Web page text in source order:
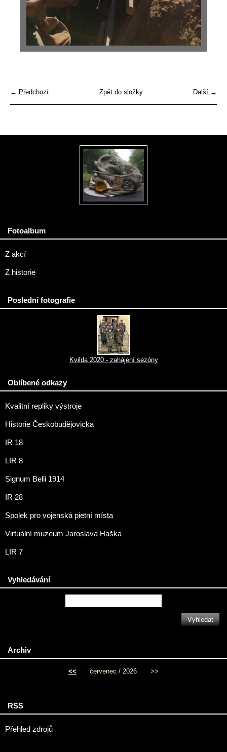
← Předchozí Další →
Zpět do složky
Fotoalbum
Z akcí
Z historie
Poslední fotografie
Kvilda 2020 - zahájení sezóny
Oblíbené odkazy
Kvalitní repliky výstroje
Historie Českobudějovicka
IR 18
LIR 8
Signum Belli 1914
IR 28
Spolek pro vojenská pietní místa
Virtuální muzeum Jaroslava Haška
LIR 7
Vyhledávání
Archiv
<< červenec / 2026 >>
RSS
Přehled zdrojů